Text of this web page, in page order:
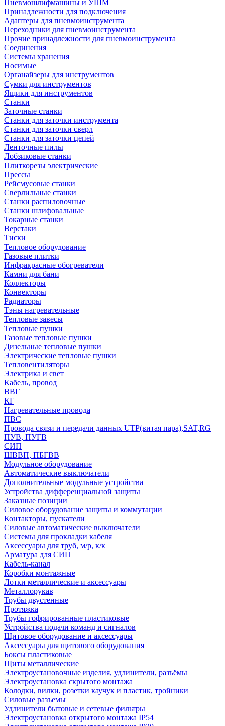
Пневмошлифмашины и УШМ
Принадлежности для подключения
Адаптеры для пневмоинструмента
Переходники для пневмоинструмента
Прочие принадлежности для пневмоинструмента
Соединения
Системы хранения
Носимые
Органайзеры для инструментов
Сумки для инструментов
Ящики для инструментов
Станки
Заточные станки
Станки для заточки инструмента
Станки для заточки сверл
Станки для заточки цепей
Ленточные пилы
Лобзиковые станки
Плиткорезы электрические
Прессы
Рейсмусовые станки
Сверлильные станки
Станки распиловочные
Станки шлифовальные
Токарные станки
Верстаки
Тиски
Тепловое оборудование
Газовые плитки
Инфракрасные обогреватели
Камни для бани
Коллекторы
Конвекторы
Радиаторы
Тэны нагревательные
Тепловые завесы
Тепловые пушки
Газовые тепловые пушки
Дизельные тепловые пушки
Электрические тепловые пушки
Тепловентиляторы
Электрика и свет
Кабель, провод
ВВГ
КГ
Нагревательные провода
ПВС
Провода связи и передачи данных UTP(витая пара),SAT,RG
ПУВ, ПУГВ
СИП
ШВВП, ПБГВВ
Модульное оборудование
Автоматические выключатели
Дополнительные модульные устройства
Устройства дифференциальной защиты
Заказные позиции
Силовое оборудование защиты и коммутации
Контакторы, пускатели
Силовые автоматические выключатели
Системы для прокладки кабеля
Аксессуары для труб, м/р, к/к
Арматура для СИП
Кабель-канал
Коробки монтажные
Лотки металлические и аксессуары
Металлорукав
Трубы двустенные
Протяжка
Трубы гофрированные пластиковые
Устройства подачи команд и сигналов
Щитовое оборудование и аксессуары
Аксессуары для щитового оборудования
Боксы пластиковые
Щиты металлические
Электроустановочные изделия, удлинители, разъёмы
Электроустановка скрытого монтажа
Колодки, вилки, розетки каучук и пластик, тройники
Силовые разъемы
Удлинители бытовые и сетевые фильтры
Электроустановка открытого монтажа IP54